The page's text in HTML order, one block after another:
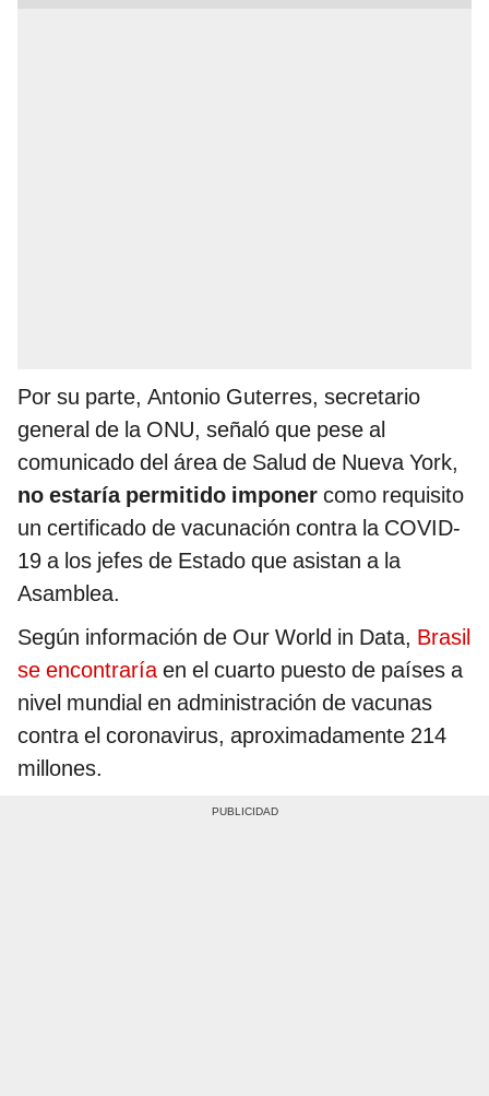
Por su parte, Antonio Guterres, secretario
general de la ONU, señaló que pese al
comunicado del área de Salud de Nueva York,
no estaría permitido imponer como requisito
un certificado de vacunación contra la COVID-
19 a los jefes de Estado que asistan a la
Asamblea.
Según información de Our World in Data, Brasil
se encontraríaen el cuarto puesto de países a
nivel mundial en administración de vacunas
contra el coronavirus, aproximadamente 214
millones.